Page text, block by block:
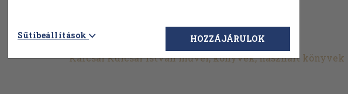
Karcsai Kulcsár István művei, könyvek, használt könyvek
Sütibeállítások HOZZÁJÁRULOK